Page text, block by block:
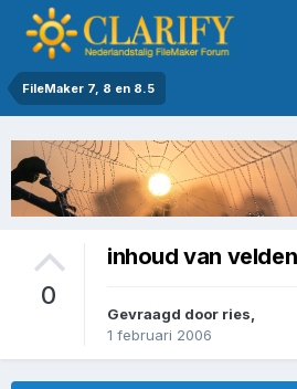
FileMaker 7, 8 en 8.5
0
inhoud van
Gevraagd door ries
1 februari 2006